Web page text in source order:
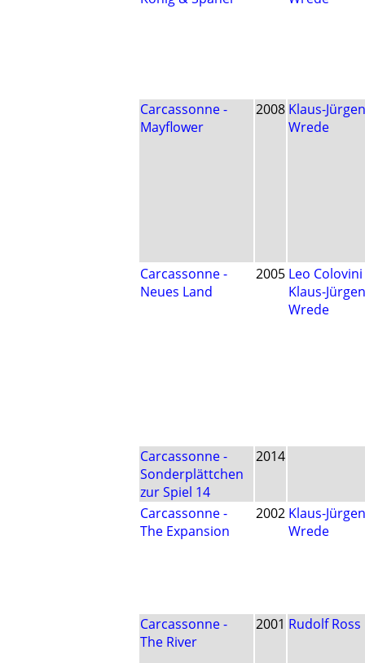
Carcassonne -
Mayflower
2008 Klaus-Jürgen
Wrede
Carcassonne -
Neues Land
2005 Leo Colovini
Klaus-Jürgen
Wrede
Carcassonne -
Sonderplättchen
zur Spiel 14
2014
Carcassonne -
The Expansion
2002 Klaus-Jürgen
Wrede
Carcassonne -
The River
2001 Rudolf Ross